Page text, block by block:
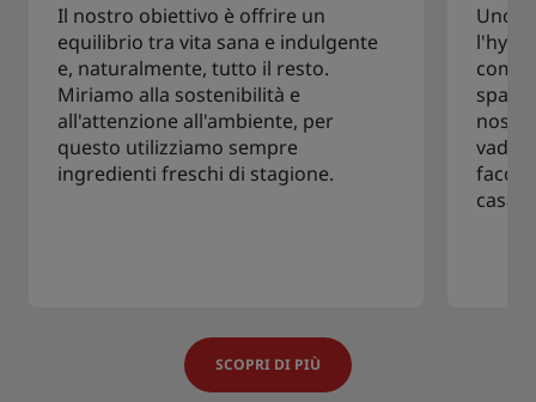
Il nostro obiettivo è offrire un
equilibrio tra vita sana e indulgente
e, naturalmente, tutto il resto.
Miriamo alla sostenibilità e
all'attenzione all'ambiente, per
questo utilizziamo sempre
ingredienti freschi di stagione.
Uno
vada
faccia
casa.
SCOPRI DI PIÙ